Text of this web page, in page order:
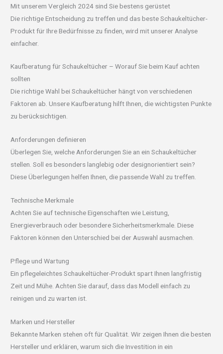
Mit unserem Vergleich 2024 sind Sie bestens gerüstet
Die richtige Entscheidung zu treffen und das beste Schaukeltücher-
Produkt für Ihre Bedürfnisse zu finden, wird mit unserer Analyse
einfacher.
Kaufberatung für Schaukeltücher – Worauf Sie beim Kauf achten
sollten
Die richtige Wahl bei Schaukeltücher hängt von verschiedenen
Faktoren ab. Unsere Kaufberatung hilft Ihnen, die wichtigsten Punkte
zu berücksichtigen.
Anforderungen definieren
Überlegen Sie, welche Anforderungen Sie an ein Schaukeltücher
stellen. Soll es besonders langlebig oder designorientiert sein?
Diese Überlegungen helfen Ihnen, die passende Wahl zu treffen.
Technische Merkmale
Achten Sie auf technische Eigenschaften wie Leistung,
Energieverbrauch oder besondere Sicherheitsmerkmale. Diese
Faktoren können den Unterschied bei der Auswahl ausmachen.
Pflege und Wartung
Ein pflegeleichtes Schaukeltücher-Produkt spart Ihnen langfristig
Zeit und Mühe. Achten Sie darauf, dass das Modell einfach zu
reinigen und zu warten ist.
Marken und Hersteller
Bekannte Marken stehen oft für Qualität. Wir zeigen Ihnen die besten
Hersteller und erklären, warum sich die Investition in ein